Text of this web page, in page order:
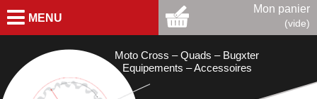
MENU
Mon panier
(vide)
Moto Cross – Quads – Bugxter
Equipements – Accessoires